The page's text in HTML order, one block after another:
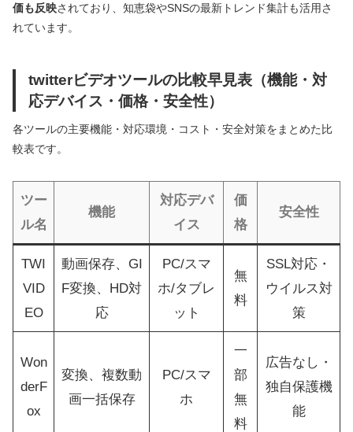
価も反映されており、知恵袋やSNSの最新トレンド集計も活用さ
れています。
twitterビデオツールの比較早見表（機能・対
応デバイス・価格・安全性）
各ツールの主要機能・対応環境・コスト・安全対策をまとめた比
較表です。
ツー
ル名
機能
対応デバ
イス
価
格
安全性
TWI
VID
EO
動画保存、GI
F変換、HD対
応
PC/スマ
ホ/タブレ
ット
無
料
SSL対応・
ウイルス対
策
Won
derF
ox
変換、複数動
画一括保存
PC/スマ
ホ
一
部
無
料
広告なし・
独自保護機
能